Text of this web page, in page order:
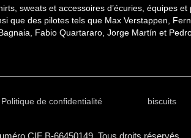
sweats et accessoires d’écuries, équipes
que des pilotes tels que Max Verstappen,
Fabio Quartararo, Jorge Martín et
Politique de confidentialité biscuits